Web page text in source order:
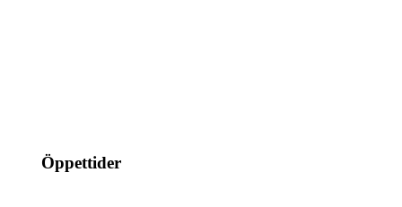
Öppettider